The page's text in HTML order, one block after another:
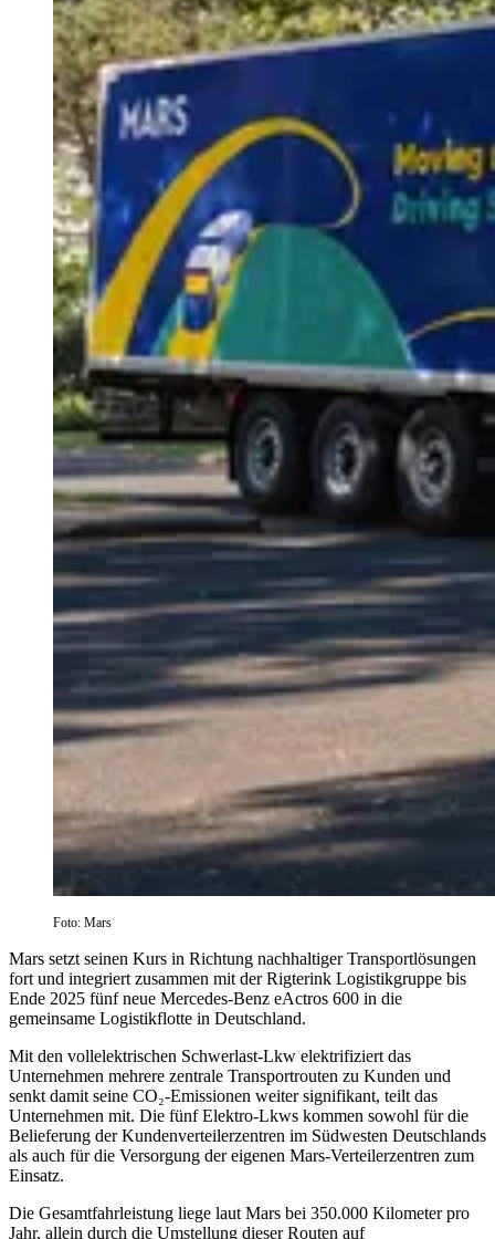
Foto: Mars
Mars setzt seinen Kurs in Richtung nachhaltiger Transportlösungen
fort und integriert zusammen mit der Rigterink Logistikgruppe bis
Ende 2025 fünf neue Mercedes-Benz eActros 600 in die
gemeinsame Logistikflotte in Deutschland.
Mit den vollelektrischen Schwerlast-Lkw elektrifiziert das
Unternehmen mehrere zentrale Transportrouten zu Kunden und
senkt damit seine CO₂-Emissionen weiter signifikant, teilt das
Unternehmen mit. Die fünf Elektro-Lkws kommen sowohl für die
Belieferung der Kundenverteilerzentren im Südwesten Deutschlands
als auch für die Versorgung der eigenen Mars-Verteilerzentren zum
Einsatz.
Die Gesamtfahrleistung liege laut Mars bei 350.000 Kilometer pro
Jahr, allein durch die Umstellung dieser Routen auf